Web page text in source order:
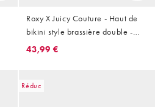
Roxy X Juicy Couture - Haut de
bikini style brassière double -
Vert
43,99 €
Réduc